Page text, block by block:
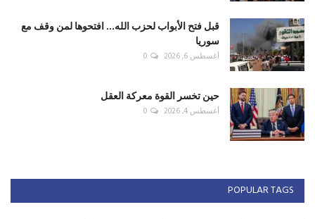
قبل فتح الأبواب لحزب الله... افتحوها لمن وقف مع
سوريا
أغسطس 6, 2026 0
حين تخسر القوة معركة العقل
أغسطس 4, 2026 0
POPULAR TAGS